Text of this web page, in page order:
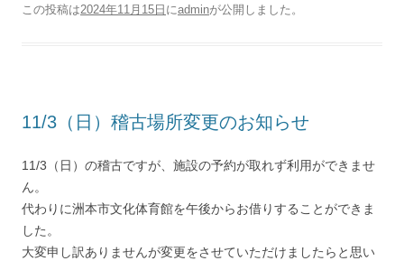
この投稿は2024年11月15日 にadminが公開しました 。
11/3（日）稽古場所変更のお知らせ
11/3（日）の稽古ですが、施設の予約が取れず利用ができませ
ん。
代わりに洲本市文化体育館を午後からお借りすることができま
した。
大変申し訳ありませんが変更をさせていただけましたらと思い